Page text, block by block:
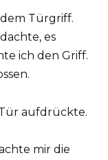
Türgriff.
es
ich den Griff.
Tür aufdrückte.
mir die